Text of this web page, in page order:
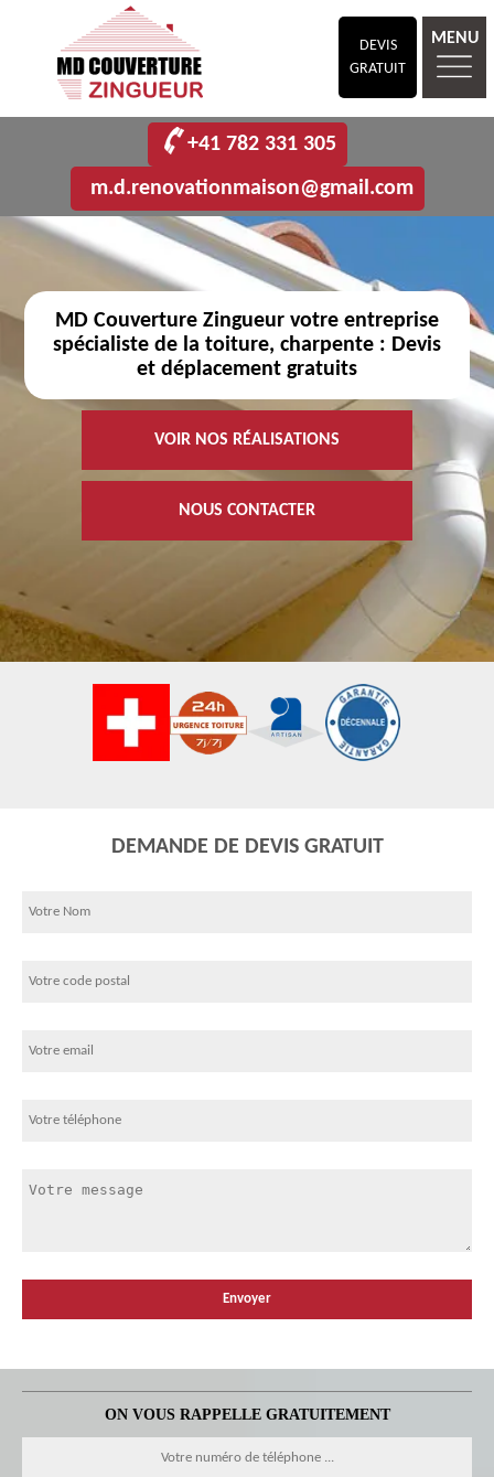
DEVIS
GRATUIT
MENU
+41 782 331 305
m.d.renovationmaison@gmail.com
MD Couverture Zingueur votre entreprise
spécialiste de la toiture, charpente : Devis
et déplacement gratuits
VOIR NOS RÉALISATIONS
NOUS CONTACTER
DEMANDE DE DEVIS GRATUIT
ON VOUS RAPPELLE GRATUITEMENT